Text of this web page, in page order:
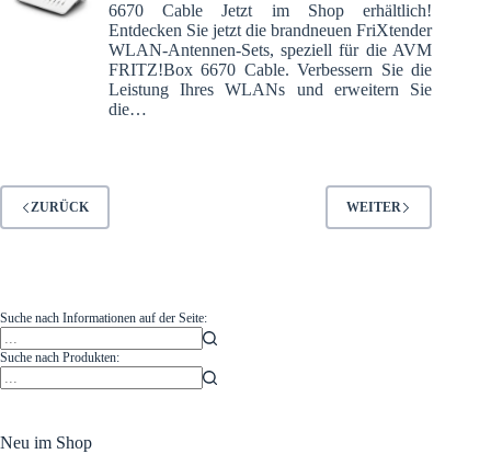
6670 Cable Jetzt im Shop erhältlich!
Entdecken Sie jetzt die brandneuen FriXtender
WLAN-Antennen-Sets, speziell für die AVM
FRITZ!Box 6670 Cable. Verbessern Sie die
Leistung Ihres WLANs und erweitern Sie
die…
ZURÜCK WEITER
Suche nach Informationen auf der Seite:
Suche nach Produkten:
Neu im Shop